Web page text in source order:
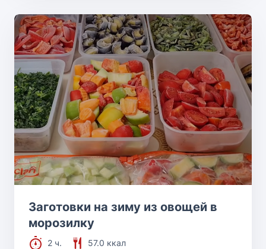
Заготовки на зиму из овощей в
морозилку
2 ч.
57.0 ккал